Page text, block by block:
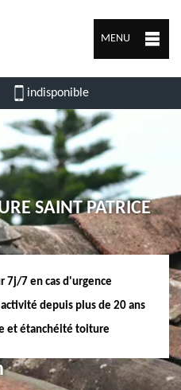
MENU
indisponible
SAINT PATRICE
7j/7 en cas d'urgence
depuis plus de 20 ans
et étanchéité toiture